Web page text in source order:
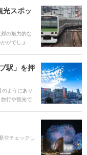
光スポッ
の魅力的な
がでしょ
。
駅」を押
ようにあり
行や観光で
きること間
チェックし